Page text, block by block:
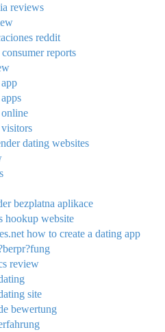
reviews
reddit
reports
dating websites
bezplatna aplikace
hookup website
how to create a dating app
review
site
bewertung